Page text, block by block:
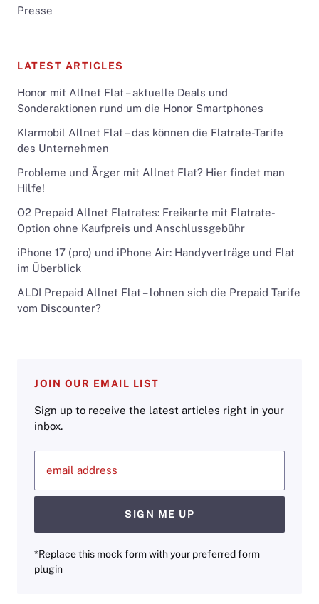
Presse
LATEST ARTICLES
Honor mit Allnet Flat – aktuelle Deals und
Sonderaktionen rund um die Honor Smartphones
Klarmobil Allnet Flat – das können die Flatrate-Tarife
des Unternehmen
Probleme und Ärger mit Allnet Flat? Hier findet man
Hilfe!
O2 Prepaid Allnet Flatrates: Freikarte mit Flatrate-
Option ohne Kaufpreis und Anschlussgebühr
iPhone 17 (pro) und iPhone Air: Handyverträge und Flat
im Überblick
ALDI Prepaid Allnet Flat – lohnen sich die Prepaid Tarife
vom Discounter?
JOIN OUR EMAIL LIST
Sign up to receive the latest articles right in your
inbox.
email address
SIGN ME UP
*Replace this mock form with your preferred form
plugin